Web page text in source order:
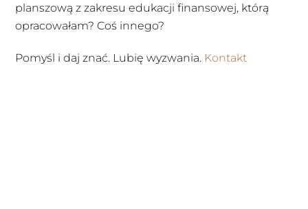
planszową z zakresu edukacji finansowej, którą
opracowałam? Coś innego?
Pomyśl i daj znać. Lubię wyzwania. Kontakt